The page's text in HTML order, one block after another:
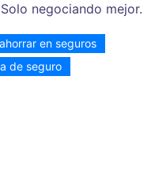
negociando mejor.
ahorrar en seguros
de seguro